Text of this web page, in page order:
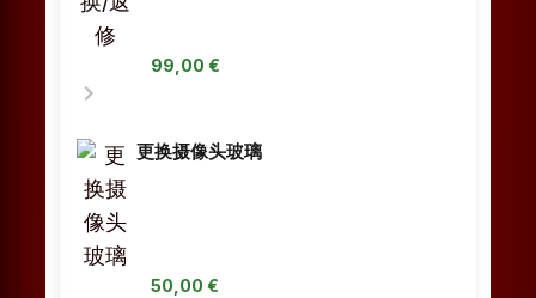
99,00 €
chevron_right
更换摄像头玻璃
50,00 €